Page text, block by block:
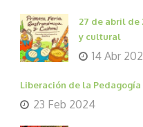
27 de abril de
y cultural
14 Abr
Liberación de la Pedagogía
23 Feb 2024